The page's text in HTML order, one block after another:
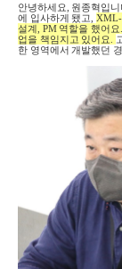
안녕하세요 원종혁입니
에 입사하게 됐고 ,
설계 , PM 역할을 했어요
업을 책임지고 있어요
한 영역에서 개발했던